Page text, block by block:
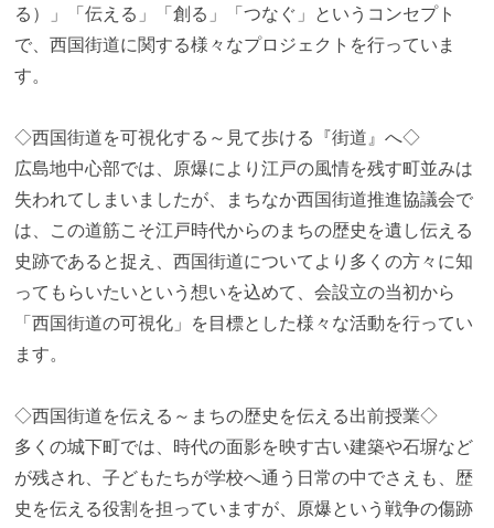
る）」「伝える」「創る」「つなぐ」というコンセプト
で、西国街道に関する様々なプロジェクトを行っていま
す。
◇西国街道を可視化する～見て歩ける『街道』へ◇
広島地中心部では、原爆により江戸の風情を残す町並みは
失われてしまいましたが、まちなか西国街道推進協議会で
は、この道筋こそ江戸時代からのまちの歴史を遺し伝える
史跡であると捉え、西国街道についてより多くの方々に知
ってもらいたいという想いを込めて、会設立の当初から
「西国街道の可視化」を目標とした様々な活動を行ってい
ます。
◇西国街道を伝える～まちの歴史を伝える出前授業◇
多くの城下町では、時代の面影を映す古い建築や石塀など
が残され、子どもたちが学校へ通う日常の中でさえも、歴
史を伝える役割を担っていますが、原爆という戦争の傷跡